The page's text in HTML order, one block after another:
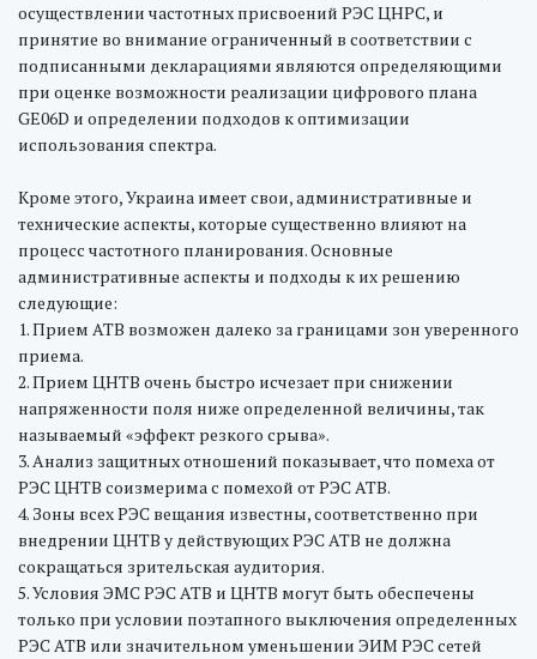
осуществлении частотных присвоений РЭС ЦНРС, и
принятие во внимание ограниченный в соответствии с
подписанными декларациями являются определяющими
при оценке возможности реализации цифрового плана
GE06D и определении подходов к оптимизации
использования спектра.
Кроме этого, Украина имеет свои, административные и
технические аспекты, которые существенно влияют на
процесс частотного планирования. Основные
административные аспекты и подходы к их решению
следующие:
1. Прием АТВ возможен далеко за границами зон уверенного
приема.
2. Прием ЦНТВ очень быстро исчезает при снижении
напряженности поля ниже определенной величины, так
называемый «эффект резкого срыва».
3. Анализ защитных отношений показывает, что помеха от
РЭС ЦНТВ соизмерима с помехой от РЭС АТВ.
4. Зоны всех РЭС вещания известны, соответственно при
внедрении ЦНТВ у действующих РЭС АТВ не должна
сокращаться зрительская аудитория.
5. Условия ЭМС РЭС АТВ и ЦНТВ могут быть обеспечены
только при условии поэтапного выключения определенных
РЭС АТВ или значительном уменьшении ЭИМ РЭС сетей